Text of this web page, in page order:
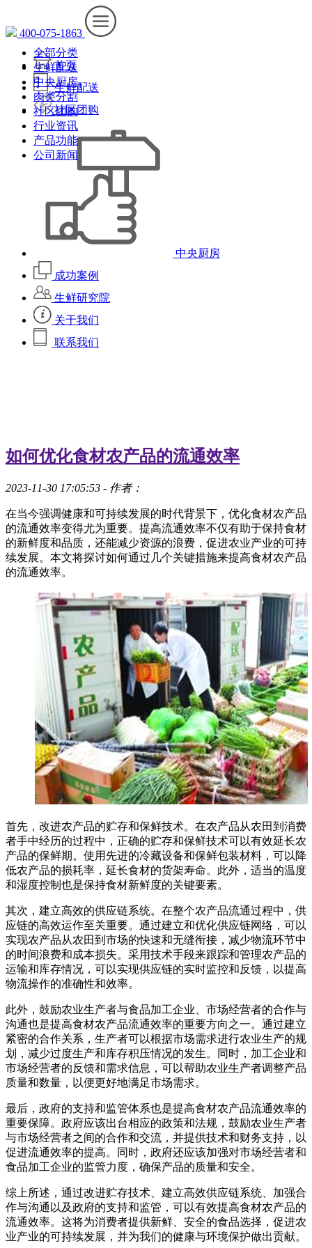
400-075-1863
首页
生鲜配送
社区团购
中央厨房
成功案例
生鲜研究院
关于我们
联系我们
全部分类
生鲜配送
中央厨房
肉类分割
社区团购
行业资讯
产品功能
公司新闻
如何优化食材农产品的流通效率
2023-11-30 17:05:53 - 作者：
在当今强调健康和可持续发展的时代背景下，优化食材农产品
的流通效率变得尤为重要。提高流通效率不仅有助于保持食材
的新鲜度和品质，还能减少资源的浪费，促进农业产业的可持
续发展。本文将探讨如何通过几个关键措施来提高食材农产品
的流通效率。
首先，改进农产品的贮存和保鲜技术。在农产品从农田到消费
者手中经历的过程中，正确的贮存和保鲜技术可以有效延长农
产品的保鲜期。使用先进的冷藏设备和保鲜包装材料，可以降
低农产品的损耗率，延长食材的货架寿命。此外，适当的温度
和湿度控制也是保持食材新鲜度的关键要素。
其次，建立高效的供应链系统。在整个农产品流通过程中，供
应链的高效运作至关重要。通过建立和优化供应链网络，可以
实现农产品从农田到市场的快速和无缝衔接，减少物流环节中
的时间浪费和成本损失。采用技术手段来跟踪和管理农产品的
运输和库存情况，可以实现供应链的实时监控和反馈，以提高
物流操作的准确性和效率。
此外，鼓励农业生产者与食品加工企业、市场经营者的合作与
沟通也是提高食材农产品流通效率的重要方向之一。通过建立
紧密的合作关系，生产者可以根据市场需求进行农业生产的规
划，减少过度生产和库存积压情况的发生。同时，加工企业和
市场经营者的反馈和需求信息，可以帮助农业生产者调整产品
质量和数量，以便更好地满足市场需求。
最后，政府的支持和监管体系也是提高食材农产品流通效率的
重要保障。政府应该出台相应的政策和法规，鼓励农业生产者
与市场经营者之间的合作和交流，并提供技术和财务支持，以
促进流通效率的提高。同时，政府还应该加强对市场经营者和
食品加工企业的监管力度，确保产品的质量和安全。
综上所述，通过改进贮存技术、建立高效供应链系统、加强合
作与沟通以及政府的支持和监管，可以有效提高食材农产品的
流通效率。这将为消费者提供新鲜、安全的食品选择，促进农
业产业的可持续发展，并为我们的健康与环境保护做出贡献。